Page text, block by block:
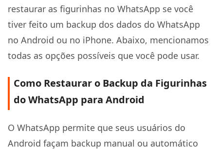
restaurar as figurinhas no WhatsApp se você
tiver feito um backup dos dados do WhatsApp
no Android ou no iPhone. Abaixo, mencionamos
todas as opções possíveis que você pode usar.
Como Restaurar o Backup da Figurinhas
do WhatsApp para Android
O WhatsApp permite que seus usuários do
Android façam backup manual ou automático